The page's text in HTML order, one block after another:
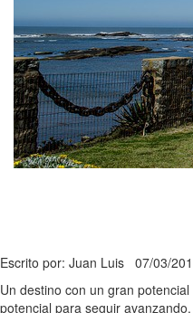
Escrito por: Juan Luis 07/03/
Un destino con un gran
potencial para seguir